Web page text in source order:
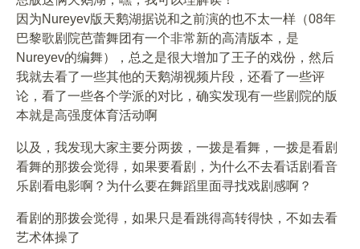
因为Nureyev版天鹅湖据说和之前演的也不太一样（08年
巴黎歌剧院芭蕾舞团有一个非常新的高清版本，是
Nureyev的编舞），总之是很大增加了王子的戏份，然后
我就去看了一些其他的天鹅湖视频片段，还看了一些评
论，看了一些各个学派的对比，确实发现有一些剧院的版
本就是高强度体育活动啊
以及，我发现大家主要分两拨，一拨是看舞，一拨是看剧
看舞的那拨会觉得，如果要看剧，为什么不去看话剧看音
乐剧看电影啊？为什么要在舞蹈里面寻找戏剧感啊？
看剧的那拨会觉得，如果只是看跳得高转得快，不如去看
艺术体操了